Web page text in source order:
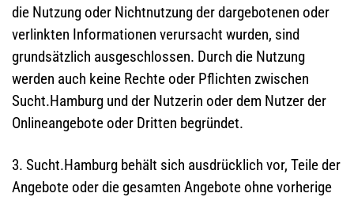
die Nutzung oder Nichtnutzung der dargebotenen oder
verlinkten Informationen verursacht wurden, sind
grundsätzlich ausgeschlossen. Durch die Nutzung
werden auch keine Rechte oder Pflichten zwischen
Sucht.Hamburg und der Nutzerin oder dem Nutzer der
Onlineangebote oder Dritten begründet.
3. Sucht.Hamburg behält sich ausdrücklich vor, Teile der
Angebote oder die gesamten Angebote ohne vorherige